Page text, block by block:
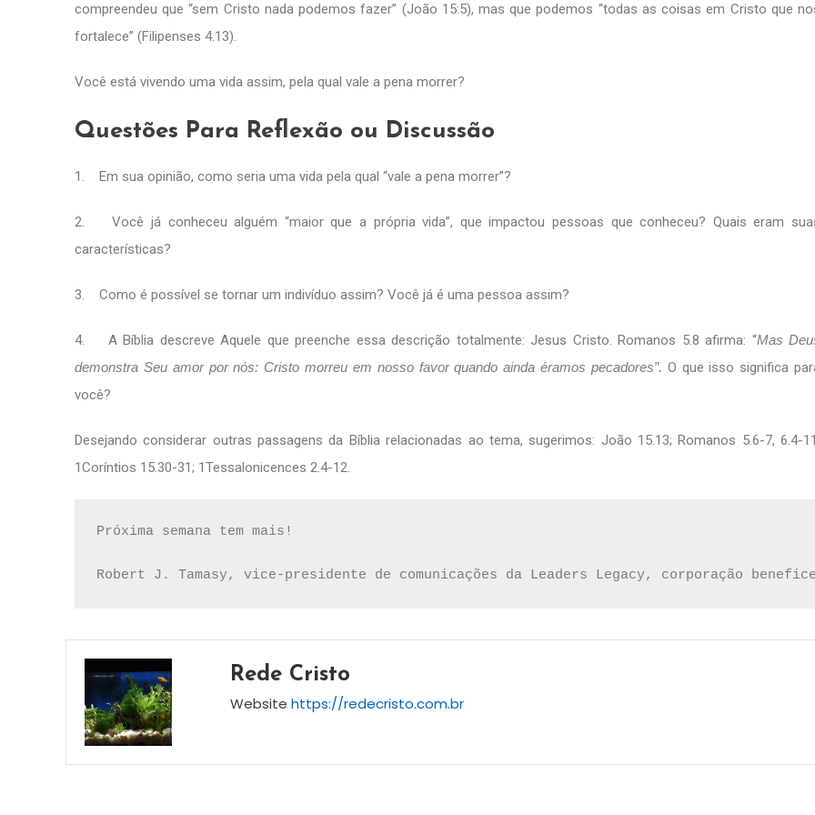
compreendeu que “sem Cristo nada podemos fazer” (João 15:5), mas que podemos “todas as coisas em Cristo que
fortalece” (Filipenses 4.13).
Você está vivendo uma vida assim, pela qual vale a pena morrer?
Questões Para Reflexão ou Discussão
1. Em sua opinião, como seria uma vida pela qual “vale a pena morrer”?
2. Você já conheceu alguém “maior que a própria vida”, que impactou pessoas que conheceu? Quais eram
características?
3. Como é possível se tornar um indivíduo assim? Você já é uma pessoa assim?
4. A Bíblia descreve Aquele que preenche essa descrição totalmente: Jesus Cristo. Romanos 5.8 afirma: “Mas
demonstra Seu amor por nós: Cristo morreu em nosso favor quando ainda éramos pecadores”. O que isso significa
você?
Desejando considerar outras passagens da Bíblia relacionadas ao tema, sugerimos: João 15.13; Romanos 5.6-7, 6.4-
1Coríntios 15.30-31; 1Tessalonicences 2.4-12.
Próxima semana tem mais!
Robert J. Tamasy, vice-presidente de comunicações da Leaders Legacy, corporação
Rede Cristo
Website https://redecristo.com.br